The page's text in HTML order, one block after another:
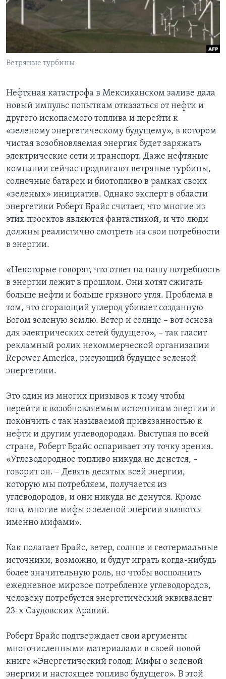
Learning English
СОЦИАЛЬНЫЕ СЕТИ
Языки
Ветряные турбины
Нефтяная катастрофа в Мексиканском заливе дала
новый импульс попыткам отказаться от нефти и
другого ископаемого топлива и перейти к
«зеленому энергетическому будущему», в котором
чистая возобновляемая энергия будет заряжать
электрические сети и транспорт. Даже нефтяные
компании сейчас продвигают ветряные турбины,
солнечные батареи и биотопливо в рамках своих
«зеленых» инициатив. Однако эксперт в области
энергетики Роберт Брайс считает, что многие из
этих проектов являются фантастикой, и что люди
должны реалистично смотреть на свои потребности
в энергии.
«Некоторые говорят, что ответ на нашу потребность
в энергии лежит в прошлом. Они хотят сжигать
больше нефти и больше грязного угля. Проблема в
том, что сгорающий углерод убивает созданную
Богом зеленую землю. Ветер и солнце – вот основа
для электрических сетей будущего», – так гласит
рекламный ролик некоммерческой организации
Repower America, рисующий будущее зеленой
энергетики.
Это один из многих призывов к тому чтобы
перейти к возобновляемым источникам энергии и
покончить с так называемой привязанностью к
нефти и другим углеводородам. Выступая по всей
стране, Роберт Брайс оспаривает эту точку зрения.
«Углеводородное топливо никуда не денется, –
говорит он. – Девять десятых всей энергии,
которую мы потребляем, получается из
углеводородов, и они никуда не денутся. Кроме
того, многие мифы о зеленой энергии являются
именно мифами».
Как полагает Брайс, ветер, солнце и геотермальные
источники, возможно, и будут играть когда-нибудь
более значительную роль, но чтобы восполнить
ежедневное мировое потребление углеводородов,
человеку потребуется энергетический эквивалент
23-х Саудовских Аравий.
Роберт Брайс подтверждает свои аргументы
многочисленными материалами в своей новой
книге «Энергетический голод: Мифы о зеленой
энергии и настоящее топливо будущего». В этой